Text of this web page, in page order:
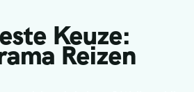
Keuze:
Reizen